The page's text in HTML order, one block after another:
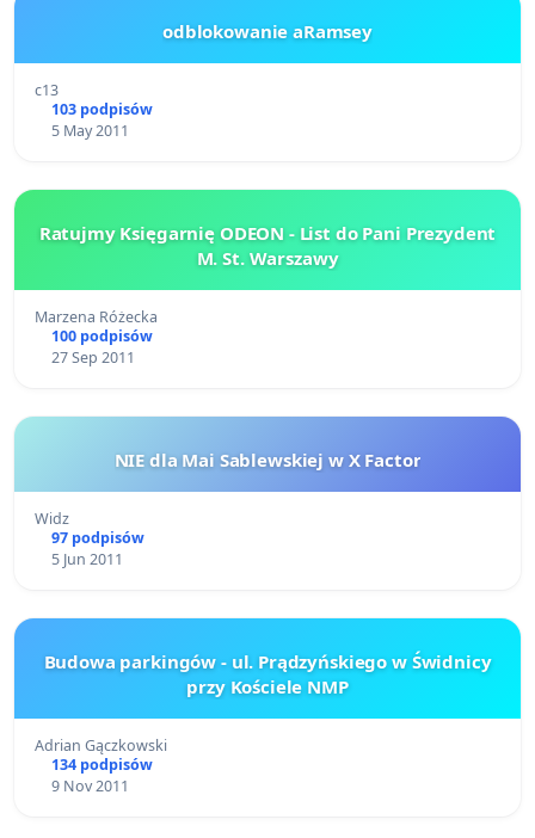
odblokowanie aRamsey
c13
103 podpisów
5 May 2011
Ratujmy Księgarnię ODEON - List do Pani Prezydent
M. St. Warszawy
Marzena Różecka
100 podpisów
27 Sep 2011
NIE dla Mai Sablewskiej w X Factor
Widz
97 podpisów
5 Jun 2011
Budowa parkingów - ul. Prądzyńskiego w Świdnicy
przy Kościele NMP
Adrian Gączkowski
134 podpisów
9 Nov 2011